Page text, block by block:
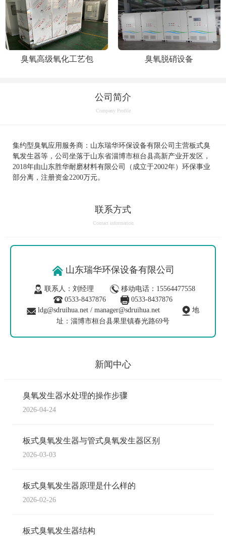
臭氧高级氧化工艺包 臭氧脱硝设备
公司简介
Company Profile
集约型臭氧应用服务商： 山东瑞华环保设备有限公司主营板式臭
氧发生器等，公司坐落于山东省淄博市桓台县高新产业开发区，
2018年由山东胜华耐磨材料有限公司（成立于2002年）环保事业
部分离，注册资金2200万元。
联系方式
Contact information
山东瑞华环保设备有限公司
联系人：刘经理
移动电话：15564477558
0533-8437876
0533-8437876
ldg@sdruihua.net / manager@sdruihua.net
地
址：淄博市桓台县果里镇春光路69号
新闻中心
臭氧发生器水处理的操作步骤
2026-04-24
板式臭氧发生器与管式臭氧发生器区别
2026-03-03
板式臭氧发生器原理是什么样的
2026-02-26
板式臭氧发生器结构